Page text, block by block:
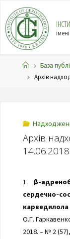
ІНСТИ
База
Архів
Архів
1. β-
сердечно-
карведилола
О.Г.
2018. – № 2